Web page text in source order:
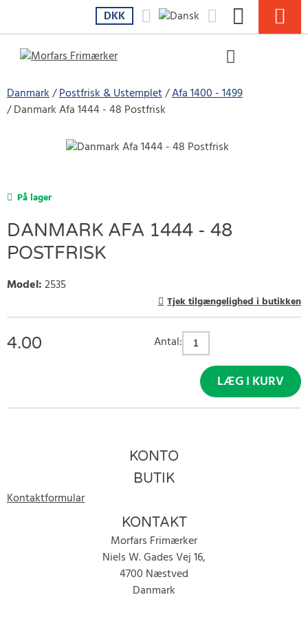
DKK
Danmark Postfrisk & Ustemplet Afa 1400 - 1499
Danmark Afa 1444 - 48 Postfrisk
På lager
DANMARK AFA 1444 - 48
POSTFRISK
Model:2535
Tjek tilgængelighed i butikken
4.00 Antal:
LÆG I KURV
KONTO
BUTIK
Kontaktformular
KONTAKT
Morfars Frimærker
Niels W. Gades Vej 16,
4700 Næstved
Danmark